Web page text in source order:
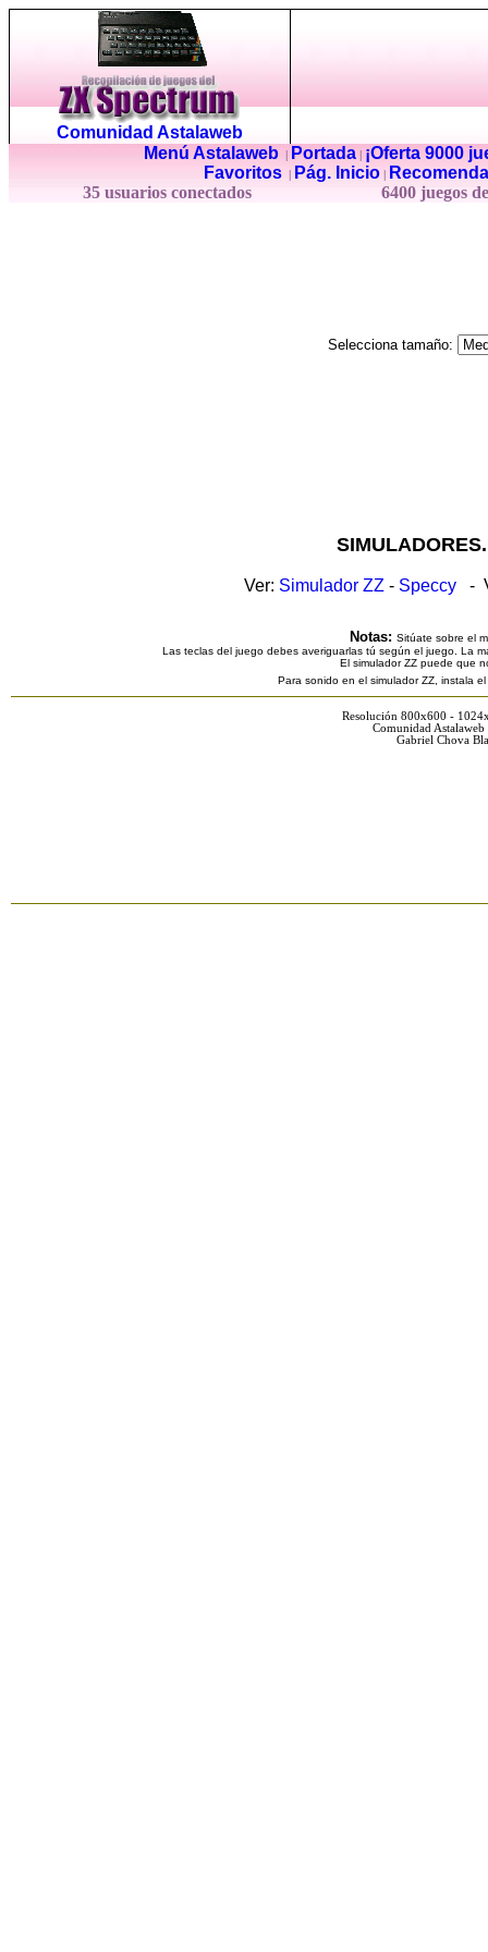
Comunidad Astalaweb
Menú Astalaweb| Portada|
¡Oferta 9000
Favoritos
Pág. Inicio
35 usuarios conectados
6400 juegos
Selecciona tamaño:
Ver: Simulador ZZ - Speccy -
Notas: Sitúate sobre el
Las teclas del juego debes averiguarlas tú según el juego. La
El simulador ZZ puede que
Para sonido en el simulador ZZ, instala
Resolución 800x600 -
Comunidad
Gabriel Chova